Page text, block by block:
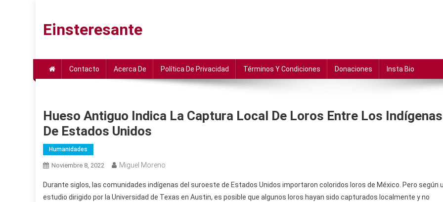
contenido
Einsteresante
Contacto Acerca De Política De Privacidad Términos Y Condiciones Donaciones Insta Bio
Hueso Antiguo Indica La Captura Local De Loros Entre Los Indígenas
De Estados Unidos
Humanidades
Noviembre 8, 2022 Miguel Moreno
Durante siglos, las comunidades indígenas del suroeste de Estados Unidos importaron coloridos loros de México. Pero según
estudio dirigido por la Universidad de Texas en Austin, es posible que algunos loros hayan sido capturados localmente y no